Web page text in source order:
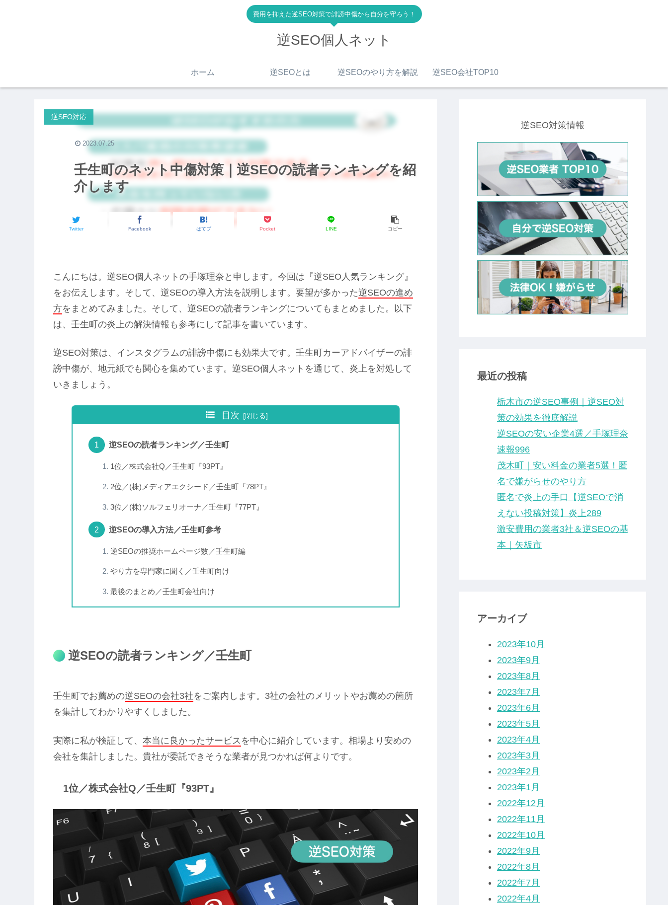
費用を抑えた逆SEO対策で誹謗中傷から自分を守ろう！
逆SEO個人ネット
ホーム 逆SEOとは 逆SEOのやり方を解説 逆SEO会社TOP10
壬生町のネット中傷対策｜逆SEOの読者ランキングを紹
介します
逆SEO対応
Twitter Facebook はてブ Pocket LINE コピー
2023.07.25
こんにちは。逆SEO個人ネットの手塚理奈と申します。今回は『逆SEO人気ランキング』
をお伝えします。そして、逆SEOの導入方法を説明します。要望が多かった逆SEOの進め
方をまとめてみました。そして、逆SEOの読者ランキングについてもまとめました。以下
は、壬生町の炎上の解決情報も参考にして記事を書いています。
逆SEO対策は、インスタグラムの誹謗中傷にも効果大です。壬生町カーアドバイザーの誹
謗中傷が、地元紙でも関心を集めています。逆SEO個人ネットを通じて、炎上を対処して
いきましょう。
目次
逆SEOの読者ランキング／壬生町
1位／株式会社Q／壬生町『93PT』
2位／(株)メディアエクシード／壬生町『78PT』
3位／(株)ソルフェリオーナ／壬生町『77PT』
逆SEOの導入方法／壬生町参考
逆SEOの推奨ホームページ数／壬生町編
やり方を専門家に聞く／壬生町向け
最後のまとめ／壬生町会社向け
逆SEOの読者ランキング／壬生町
壬生町でお薦めの逆SEOの会社3社をご案内します。3社の会社のメリットやお薦めの箇所
を集計してわかりやすくしました。
実際に私が検証して、 本当に良かったサービス を中心に紹介しています。相場より安めの
会社を集計しました。貴社が委託できそうな業者が見つかれば何よりです。
1位／株式会社Q／壬生町『93PT』
逆SEO対策情報
最近の投稿
栃木市の逆SEO事例｜逆SEO対
策の効果を徹底解説
逆SEOの安い企業4選／手塚理奈
速報996
茂木町｜安い料金の業者5選！匿
名で嫌がらせのやり方
匿名で炎上の手口【逆SEOで消
えない投稿対策】炎上289
激安費用の業者3社＆逆SEOの基
本｜矢板市
アーカイブ
2023年10月
2023年9月
2023年8月
2023年7月
2023年6月
2023年5月
2023年4月
2023年3月
2023年2月
2023年1月
2022年12月
2022年11月
2022年10月
2022年9月
2022年8月
2022年7月
2022年4月